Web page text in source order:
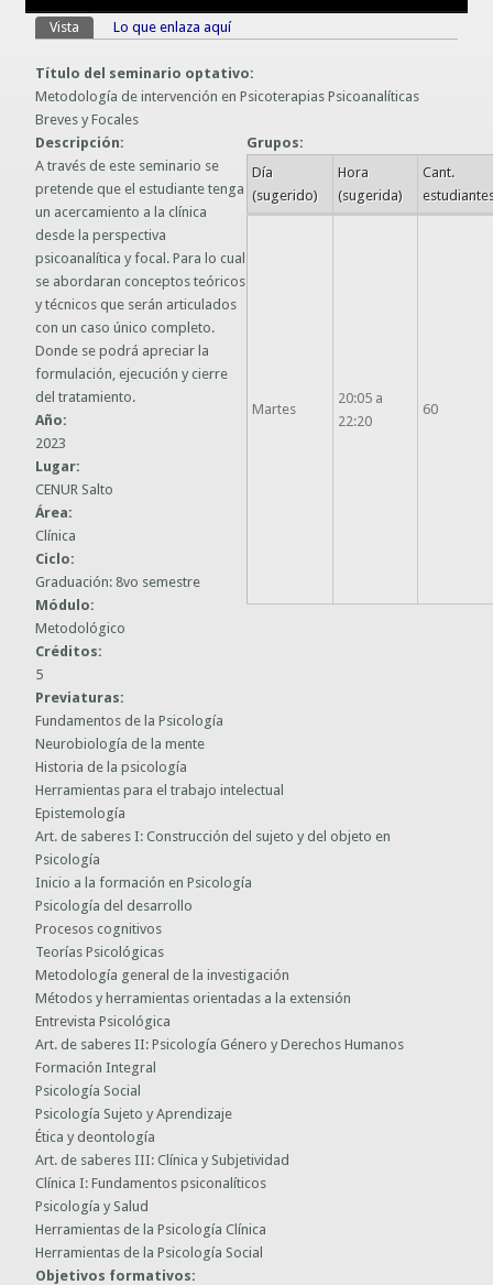
Guías prácticas o proyectos
Guías UCO
Información sobre SPAM y Phising
Solapas principales
Vista (solapa activa)
Lo que enlaza aquí
Título del seminario optativo:
Metodología de intervención en Psicoterapias Psicoanalíticas
Breves y Focales
Descripción:
A través de este seminario se
pretende que el estudiante tenga
un acercamiento a la clínica
desde la perspectiva
psicoanalítica y focal. Para lo cual
se abordaran conceptos teóricos
y técnicos que serán articulados
con un caso único completo.
Donde se podrá apreciar la
formulación, ejecución y cierre
del tratamiento.
Año:
2023
Lugar:
CENUR Salto
Área:
Clínica
Ciclo:
Graduación: 8vo semestre
Módulo:
Metodológico
Créditos:
5
Grupos:
Día
(sugerido)
Hora
(sugerida)
Cant.
Martes
20:05 a
22:20
60
Previaturas:
Fundamentos de la Psicología
Neurobiología de la mente
Historia de la psicología
Herramientas para el trabajo intelectual
Epistemología
Art. de saberes I: Construcción del sujeto y del objeto en
Psicología
Inicio a la formación en Psicología
Psicología del desarrollo
Procesos cognitivos
Teorías Psicológicas
Metodología general de la investigación
Métodos y herramientas orientadas a la extensión
Entrevista Psicológica
Art. de saberes II: Psicología Género y Derechos Humanos
Formación Integral
Psicología Social
Psicología Sujeto y Aprendizaje
Ética y deontología
Art. de saberes III: Clínica y Subjetividad
Clínica I: Fundamentos psiconalíticos
Psicología y Salud
Herramientas de la Psicología Clínica
Herramientas de la Psicología Social
Objetivos formativos: